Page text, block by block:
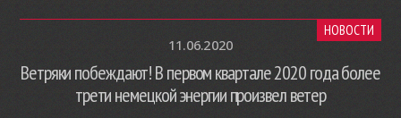
НОВОСТИ
11.06.2020
Ветряки побеждают! В первом квартале 2020 года более
трети немецкой энергии произвел ветер